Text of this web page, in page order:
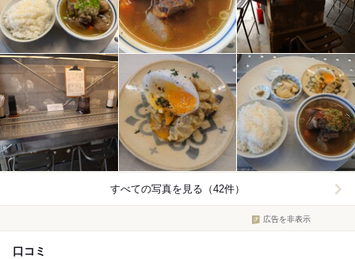
すべての写真を見る（42件）
広告を非表示
口コミ